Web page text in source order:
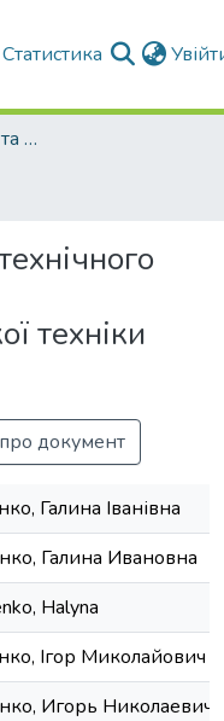
Статистика
Факультет Економіки та бізнесу
техніки
документ
Галина Іванівна
Галина Ивановна
Halyna
Ігор Миколайович
Игорь Николаевич